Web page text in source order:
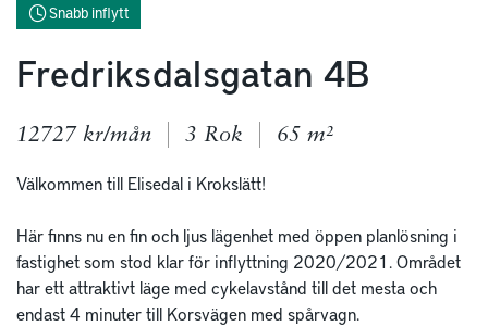
Snabb inflytt
Fredriksdalsgatan 4B
12727 kr/mån 3 Rok 65 m²
Välkommen till Elisedal i Krokslätt!
Här finns nu en fin och ljus lägenhet med öppen planlösning i
fastighet som stod klar för inflyttning 2020/2021. Området
har ett attraktivt läge med cykelavstånd till det mesta och
endast 4 minuter till Korsvägen med spårvagn.